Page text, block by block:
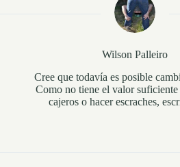
Wilson Palleiro
Cree que todavía es posible
Como no tiene el valor suficiente
cajeros o hacer escraches,